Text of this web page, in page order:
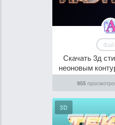
Скачать 3д
неоновым
955
3D